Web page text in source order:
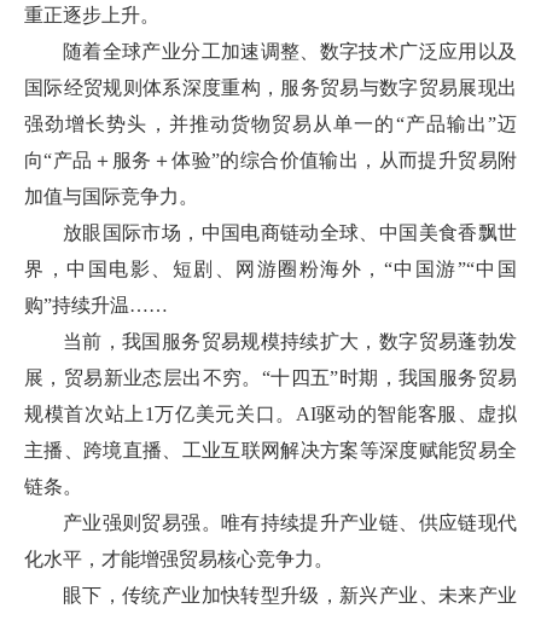
重正逐步上升。
随着全球产业分工加速调整、数字技术广泛应用以及
国际经贸规则体系深度重构，服务贸易与数字贸易展现出
强劲增长势头，并推动货物贸易从单一的“产品输出”迈
向“产品＋服务＋体验”的综合价值输出，从而提升贸易附
加值与国际竞争力。
放眼国际市场，中国电商链动全球、中国美食香飘世
界，中国电影、短剧、网游圈粉海外，“中国游”“中国
购”持续升温……
当前，我国服务贸易规模持续扩大，数字贸易蓬勃发
展，贸易新业态层出不穷。“十四五”时期，我国服务贸易
规模首次站上1万亿美元关口。AI驱动的智能客服、虚拟
主播、跨境直播、工业互联网解决方案等深度赋能贸易全
链条。
产业强则贸易强。唯有持续提升产业链、供应链现代
化水平，才能增强贸易核心竞争力。
眼下，传统产业加快转型升级，新兴产业、未来产业